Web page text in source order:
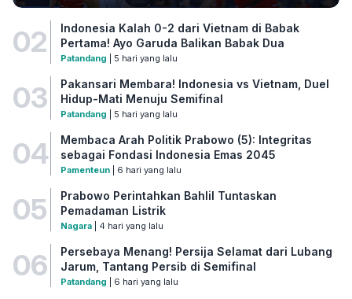
02
Indonesia Kalah 0-2 dari Vietnam di Babak
Pertama! Ayo Garuda Balikan Babak Dua
Patandang | 5 hari yang lalu
03
Pakansari Membara! Indonesia vs Vietnam, Duel
Hidup-Mati Menuju Semifinal
Patandang | 5 hari yang lalu
04
Membaca Arah Politik Prabowo (5): Integritas
sebagai Fondasi Indonesia Emas 2045
Pamenteun| 6 hari yang lalu
05
Prabowo Perintahkan Bahlil Tuntaskan
Pemadaman Listrik
Nagara| 4 hari yang lalu
06
Persebaya Menang! Persija Selamat dari Lubang
Jarum, Tantang Persib di Semifinal
Patandang | 6 hari yang lalu